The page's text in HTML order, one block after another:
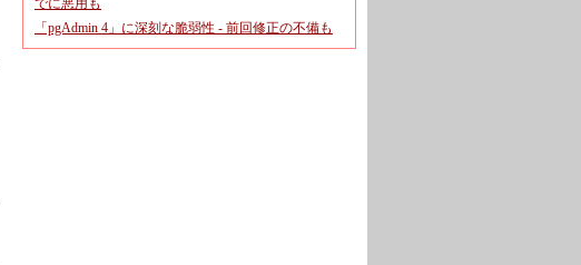
でに悪用も
「pgAdmin 4」に深刻な脆弱性 - 前回修正の不備も